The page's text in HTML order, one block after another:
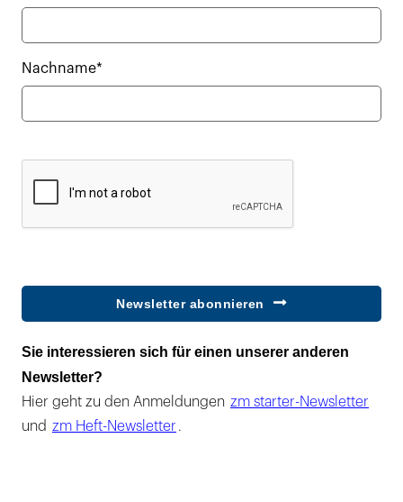
Nachname*
Newsletter abonnieren
Sie interessieren sich für einen unserer anderen
Newsletter?
Hier geht zu den Anmeldungen zm starter-Newsletter
und zm Heft-Newsletter .